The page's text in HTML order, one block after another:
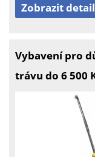
Zobrazit detail
Vybavení pro
trávu do 6 500